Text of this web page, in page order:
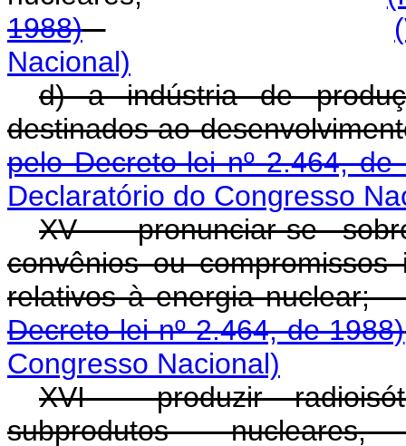
1988)
Nacional)
d) a indústria de
destinados ao
pelo Decreto-lei nº 2.464, de
Declaratório do Congresso
XV - pronunciar-se
convênios ou
relativos à
Decreto-lei nº 2.464, de 1988)
Congresso Nacional)
XVI - produzir
subprodutos